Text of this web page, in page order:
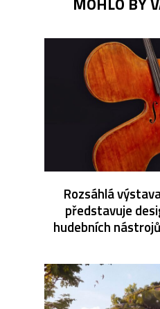
Rozsáhlá
představuje
hudebních